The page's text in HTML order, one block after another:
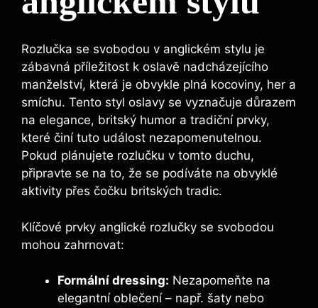
Rozlučka se svobodou v anglickém stylu je
zábavná příležitost k oslavě nadcházejícího
manželství, která je obvykle plná kocoviny, her a
smíchu. Tento styl oslavy se vyznačuje důrazem
na elegance, britský humor a tradiční prvky,
které činí tuto událost nezapomenutelnou.
Pokud plánujete rozlučku v tomto duchu,
připravte se na to, že se podíváte na obvyklé
aktivity přes čočku britských tradic.
Klíčové prvky anglické rozlučky se svobodou
mohou zahrnovat:
Formální dressing: Nezapomeňte na
elegantní oblečení – např. šaty nebo